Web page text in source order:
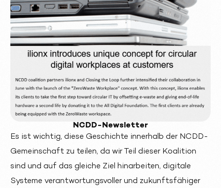
NCDD-Newsletter
Es ist wichtig, diese Geschichte innerhalb der NCDD-
Gemeinschaft zu teilen, da wir Teil dieser Koalition
sind und auf das gleiche Ziel hinarbeiten, digitale
Systeme verantwortungsvoller und zukunftsfähiger